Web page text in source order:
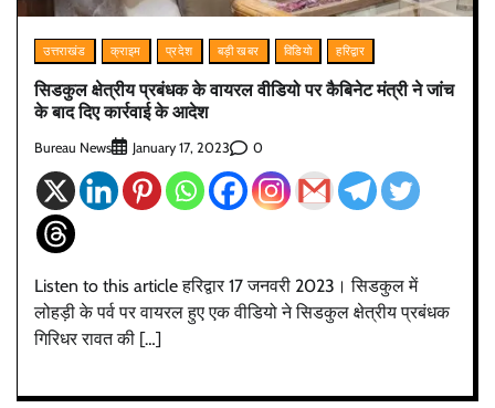
उत्तराखंड क्राइम प्रदेश बड़ी खबर विडियो हरिद्वार
सिडकुल क्षेत्रीय प्रबंधक के वायरल वीडियो पर कैबिनेट मंत्री ने जांच
के बाद दिए कार्रवाई के आदेश
Bureau News January 17, 2023 0
Listen to this article हरिद्वार 17 जनवरी 2023। सिडकुल में
लोहड़ी के पर्व पर वायरल हुए एक वीडियो ने सिडकुल क्षेत्रीय प्रबंधक
गिरिधर रावत की […]